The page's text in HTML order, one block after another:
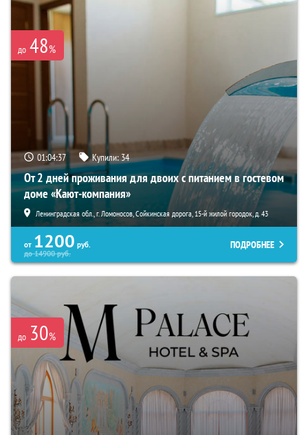
до 48%
01:04:35 Купили:34
От 2 дней проживания для двоих с питанием в гостевом
доме «Кают-компания»
Ленинградская обл., г. Ломоносов, Сойкинская дорога, 15-й жилой городок, д. 43
от 1200 руб.
до14900руб.
ПОДРОБНЕЕ
до 30%